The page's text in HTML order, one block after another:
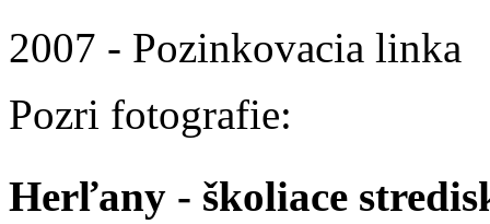
2007 - Pozinkovacia linka
Pozri fotografie:
Herľany - školiace